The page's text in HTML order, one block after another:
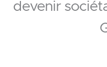
devenir